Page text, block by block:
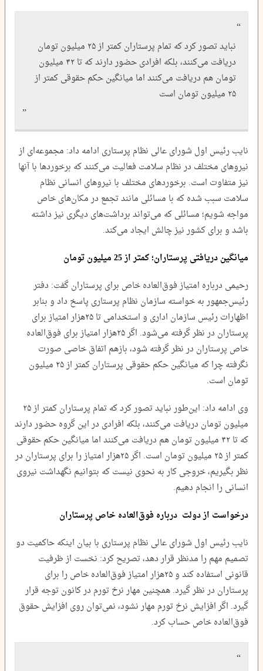
نباید تصور کرد که تمام پرستاران کمتر از ۲۵ میلیون تومان
دریافت می‌کنند، بلکه افرادی حضور دارند که تا ۴۲ میلیون
تومان هم دریافت می‌کنند اما میانگین حکم حقوقی کمتر از
۲۵ میلیون تومان است
نایب رئیس اول شورای عالی نظام پرستاری ادامه داد: مجموعه‌ای از
نیروهای مختلف در نظام سلامت فعالیت می‌کنند که برخوردها با آنها
نیز متفاوت است. برخوردهای مختلف با نیروهای انسانی نظام‌
سلامت سبب شده که با مسائلی مانند تجمع در مکان‌های خاص
مواجه شویم؛ مسائلی که می‌تواند برداشت‌های دیگری نیز داشته
باشد و برای کشور نیز چالش ایجاد می‌کند.
میانگین دریافتی پرستاران؛ کمتر از 25 میلیون تومان
رحیمی درباره امتیاز فوق‌العاده خاص برای پرستاران گفت: دفتر
رئیس‌جمهور به خواسته سازمان نظام پرستاری پاسخ داد و بنابر
اظهارات رئیس سازمان اداری و استخدامی تا ۲۵هزار امتیاز برای
پرستاران در نظر گرفته می‌شود. اگر ۲۵هزار امتیاز برای فوق‌العاده
خاص پرستاران در نظر گرفته شود، بازهم اتفاق خاصی صورت
نگرفته چرا که میانگین حکم حقوقی پرستاران کمتر از ۲۵ میلیون
تومان است.
وی ادامه داد: این‌طور نباید تصور کرد که تمام پرستاران کمتر از ۲۵
میلیون تومان دریافت می‌کنند، بلکه افرادی در این گروه حضور دارند
که تا ۴۲ میلیون تومان هم دریافت می‌کنند اما میانگین حکم حقوقی
کمتر از ۲۵ میلیون تومان است. اگر ۲۵هزار امتیاز را برای پرستاران در
نظر بگیریم، خروجی کار به نحوی نیست که بتوانیم نگهداشت نیروی
انسانی را انجام دهیم.
درخواست از دولت درباره فوق‌العاده خاص پرستاران
نایب رئیس اول شورای عالی نظام پرستاری با بیان اینکه حاکمیت دو
تصمیم مهم را مدنظر قرار دهد، تصریح کرد: نخست از ظرفیت
قانونی استفاده‌ کند و ۲۵هزار امتیاز فوق‌العاده خاص را برای
پرستاران در نظر گیرد. همچنین مهار نرخ تورم در کانون توجه قرار
گیرد. اگر افزایش نرخ تورم مهار نشود، نمی‌توان روی افزایش حقوق
فوق‌العاده خاص حساب‌ کرد.